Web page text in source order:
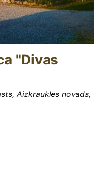
"Divas
Aizkraukles novads,